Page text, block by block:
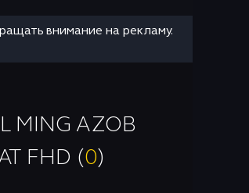
внимание на рекламу.
MING AZOB
FHD (0)